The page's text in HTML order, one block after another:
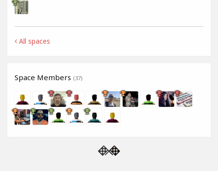
All spaces
Space Members (37)